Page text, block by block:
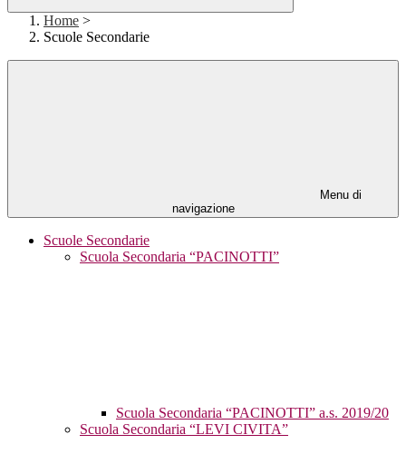
Home >
Scuole Secondarie
Menu di
navigazione
Scuole Secondarie
Scuola Secondaria “PACINOTTI”
Scuola Secondaria “PACINOTTI” a.s. 2019/20
Scuola Secondaria “LEVI CIVITA”